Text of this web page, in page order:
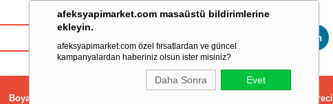
afeksyapimarket.com masaüstü bildirimlerine
ekleyin.
afeksyapimarket.com özel fırsatlardan ve güncel
kampanyalardan haberiniz olsun ister misiniz?
Daha Sonra Evet
Toptan
Boya Dekorasyon ve Ev Gereci